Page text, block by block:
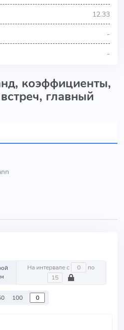
12.33
-
-
коэффициенты,
главный
На интервале с по
100